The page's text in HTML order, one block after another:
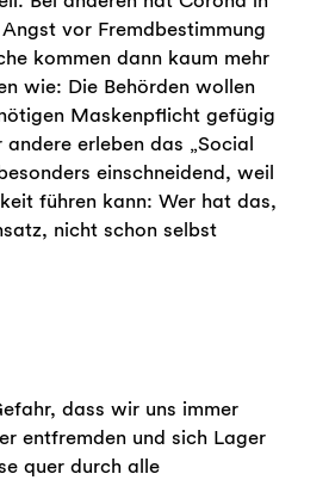
vor Fremdbestimmung
kommen dann kaum mehr
wie: Die Behörden wollen
Maskenpflicht gefügig
erleben das „Social
einschneidend, weil
führen kann: Wer hat das,
nicht schon selbst
dass wir uns immer
entfremden und sich Lager
quer durch alle